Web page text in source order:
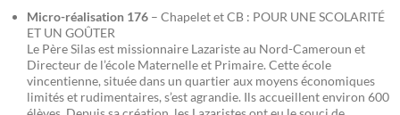
Micro-réalisation 176 – Chapelet et CB : POUR UNE SCOLARITÉ
ET UN GOÛTER
Le Père Silas est missionnaire Lazariste au Nord-Cameroun et
Directeur de l’école Maternelle et Primaire. Cette école
vincentienne, située dans un quartier aux moyens économiques
limités et rudimentaires, s’est agrandie. Ils accueillent environ 600